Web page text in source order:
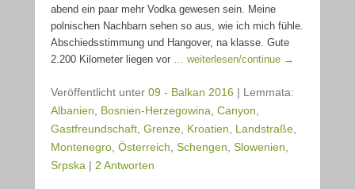
abend ein paar mehr Vodka gewesen sein. Meine
polnischen Nachbarn sehen so aus, wie ich mich fühle.
Abschiedsstimmung und Hangover, na klasse. Gute
2.200 Kilometer liegen vor
… weiterlesen/continue →
Veröffentlicht unter 09 - Balkan 2016 | Lemmata:
Albanien
Bosnien-Herzegowina Canyon
Gastfreundschaft Grenze Kroatien Landstraße
Montenegro Österreich Schengen Slowenien
Srpska | 2 Antworten